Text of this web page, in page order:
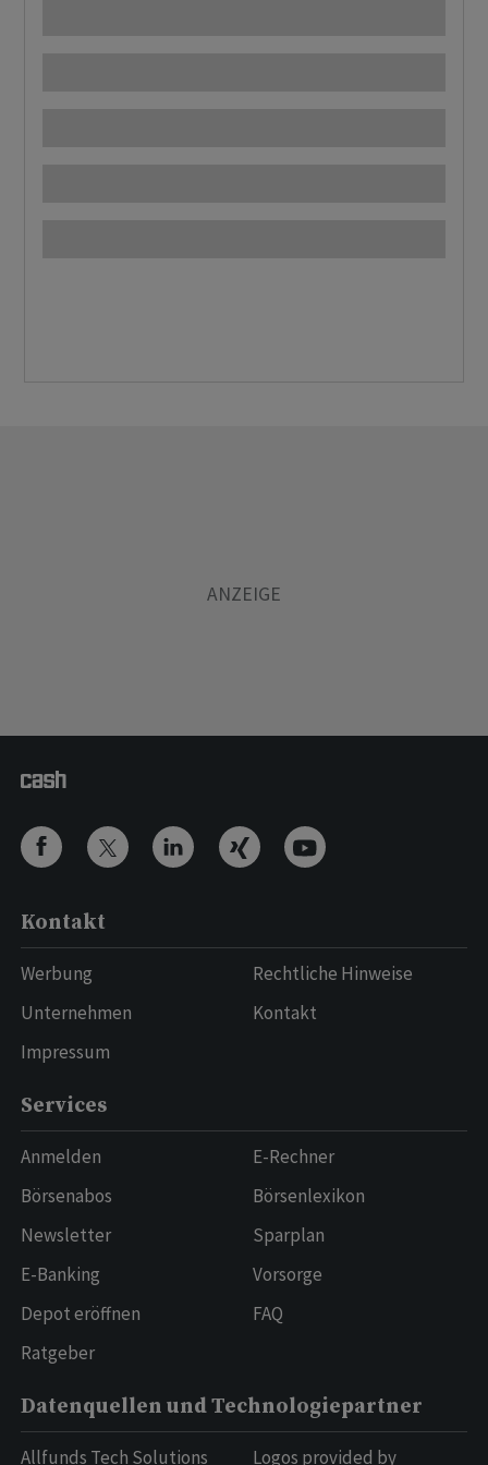
Kontakt
Werbung
Unternehmen
Impressum
Rechtliche Hinweise
Kontakt
Services
Anmelden
Börsenabos
Newsletter
E-Banking
Depot eröffnen
Ratgeber
E-Rechner
Börsenlexikon
Sparplan
Vorsorge
FAQ
Datenquellen und Technologiepartner
Allfunds Tech Solutions Logos provided by